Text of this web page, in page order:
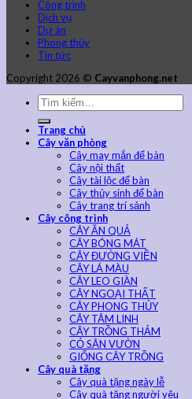
Công trình
Dịch vụ
Dự án
Phong thủy
Tin tức
Copyright 2026 © Cayvanphong.net
Trang chủ
Cây văn phòng
Cây may mắn để bàn
Cây nội thất
Cây tài lộc để bàn
Cây thủy sinh để bàn
Cây trang trí sảnh
Cây công trình
CÂY ĂN QUẢ
CÂY BÓNG MÁT
CÂY ĐƯỜNG VIỀN
CÂY LÁ MÀU
CÂY LEO GIÀN
CÂY NGOẠI THẤT
CÂY PHONG THỦY
CÂY TÂM LINH
CÂY TRỒNG THẢM
CỎ SÂN VƯỜN
GIỐNG CÂY TRỒNG
Cây quà tặng
Cây quà tặng ngày lễ
Cây quà tặng người yêu